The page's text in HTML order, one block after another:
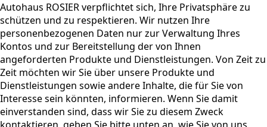
Autohaus ROSIER verpflichtet sich, Ihre Privatsphäre zu
schützen und zu respektieren. Wir nutzen Ihre
personenbezogenen Daten nur zur Verwaltung Ihres
Kontos und zur Bereitstellung der von Ihnen
angeforderten Produkte und Dienstleistungen. Von Zeit zu
Zeit möchten wir Sie über unsere Produkte und
Dienstleistungen sowie andere Inhalte, die für Sie von
Interesse sein könnten, informieren. Wenn Sie damit
einverstanden sind, dass wir Sie zu diesem Zweck